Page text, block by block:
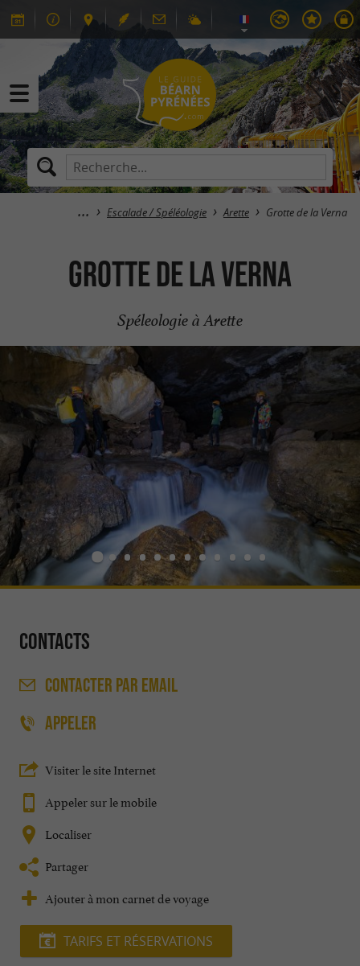
Escalade / Spéléologie Arette Grotte de la Verna
Grotte de la Verna
Spéleologie à Arette
Contacts
CONTACTER PAR EMAIL
APPELER
Visiter le site Internet
Appeler sur le mobile
Localiser
Partager
Ajouter à mon carnet de voyage
TARIFS ET RÉSERVATIONS